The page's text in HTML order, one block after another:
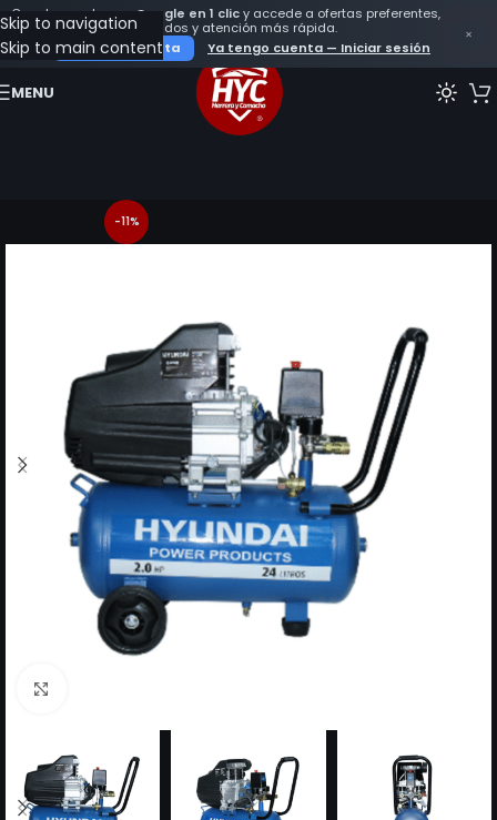
Crea tu cuenta con Google en 1 clicy accede a ofertas preferentes,
seguimiento de tus pedidos y atención más rápida.
Crear mi cuenta
Ya tengo cuenta — Iniciar sesión
×
Skip to navigation
Skip to main content
ESPECIALISTAS EN REPUESTOS Y
MENU
-11%